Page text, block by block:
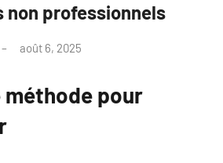
non professionnels
août 6, 2025
méthode pour